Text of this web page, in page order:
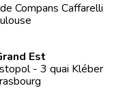
Compans Caffarelli
Est
- 3 quai Kléber